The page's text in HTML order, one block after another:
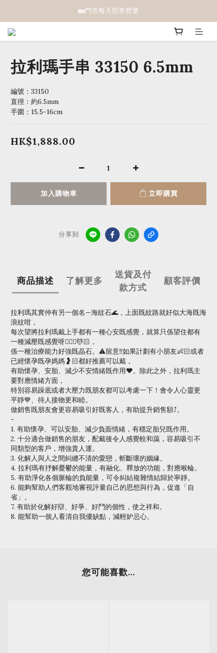
🏡門市每天照常營業
拉利瑪手串 33150 6.5mm
編號：33150
直徑：約6.5mm
手圍：15.5-16cm
HK$1,888.00
加入購物車 立即購買
分享到
商品描述 了解更多
送貨及付
款方式
顧客評價
拉利瑪其實仲有另一個名—海紋石🌊，上面既紋路就好似大海既海
浪紋咁，
每次望將拉利瑪戴上手都有一種心安既感覺，就算只係望住都有
一種減壓既感覺呀💆🏻‍♀️💆🏻，
係一種治療能力好強既晶石。⚠️留意‼️如果計劃有小朋友👶🏻或者
已經懷孕既孕媽媽🤰🏻都好推薦可以戴，
有助懷孕、安胎、減少不安情緒既作用♥️。除此之外，拉利瑪主
要對應情緒方面，
特別容易躁底或者大壓力既朋友都可以考慮一下！會令人心靈更
平靜💙、待人接物更和睦。
做銷售既朋友會更容易吸引好既客人，有助提升銷售額⤴️。
-
1. 有助懷孕、可以安胎、減少負面情緒，有穩定胎兒既作用。
2. 十分適合做銷售的朋友，配戴後令人感覺較和藹，容易吸引不
同類型的客戶，增強貴人運。
3. 化解人與人之間糾纏不清的愛戀，斬斷壞的姻緣。
4. 拉利瑪有抒解憂鬱的能量，有融化、釋放的功能，對應喉輪。
5. 有助淨化各個脈輪的負能量，可令糾結複雜情結歸於寧靜。
6. 能夠幫助人們客觀地審視評量自己的思想與行為，促進「自
省」。
7. 有助於化解好辯、好爭、好鬥的個性，使之祥和。
8. 能幫助一個人看清自我優缺點，減輕妒忌心。
您可能喜歡...